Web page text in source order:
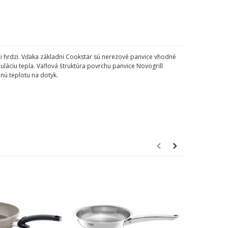
Vďaka základni Cookstar sú nerezové panvice vhodné
tepla. Vaflová štruktúra povrchu panvice Novogrill
teplotu na dotyk.